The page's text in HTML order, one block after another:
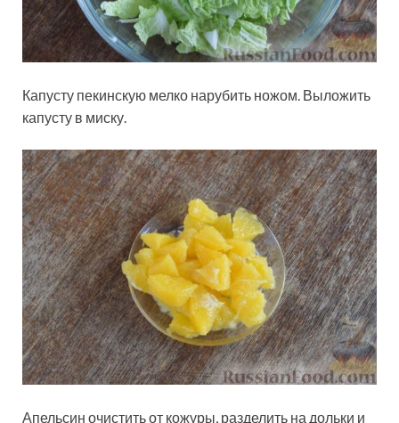
Капусту пекинскую мелко нарубить ножом. Выложить
капусту в миску.
Апельсин очистить от кожуры, разделить на дольки и